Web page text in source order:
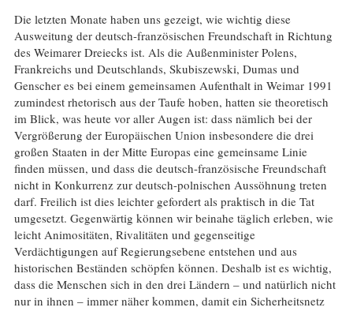
Die letzten Monate haben uns gezeigt, wie wichtig diese
Ausweitung der deutsch-französischen Freundschaft in Richtung
des Weimarer Dreiecks ist. Als die Außenminister Polens,
Frankreichs und Deutschlands, Skubiszewski, Dumas und
Genscher es bei einem gemeinsamen Aufenthalt in Weimar 1991
zumindest rhetorisch aus der Taufe hoben, hatten sie theoretisch
im Blick, was heute vor aller Augen ist: dass nämlich bei der
Vergrößerung der Europäischen Union insbesondere die drei
großen Staaten in der Mitte Europas eine gemeinsame Linie
finden müssen, und dass die deutsch-französische Freundschaft
nicht in Konkurrenz zur deutsch-polnischen Aussöhnung treten
darf. Freilich ist dies leichter gefordert als praktisch in die Tat
umgesetzt. Gegenwärtig können wir beinahe täglich erleben, wie
leicht Animositäten, Rivalitäten und gegenseitige
Verdächtigungen auf Regierungsebene entstehen und aus
historischen Beständen schöpfen können. Deshalb ist es wichtig,
dass die Menschen sich in den drei Ländern – und natürlich nicht
nur in ihnen – immer näher kommen, damit ein Sicherheitsnetz